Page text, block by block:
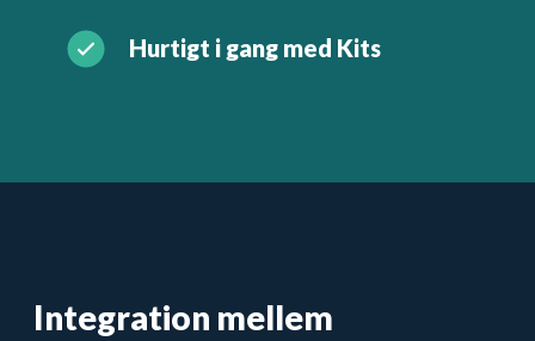
Hurtigt i gang med Kits
Integration mellem